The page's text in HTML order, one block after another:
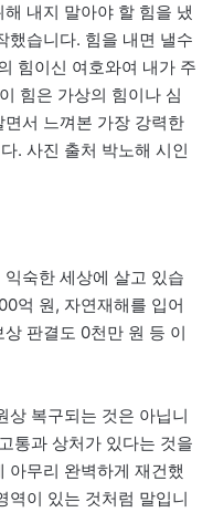
내지 말아야 할 힘을 냈
했습니다. 힘을 내면 낼수
힘이신 여호와여 내가 주
힘은 가상의 힘이나 심
서 느껴본 가장 강력한
. 사진 출처 박노해 시인
숙한 세상에 살고 있습
억 원, 자연재해를 입어
판결도 0천만 원 등 이
상 복구되는 것은 아닙니
통과 상처가 있다는 것을
아무리 완벽하게 재건했
역이 있는 것처럼 말입니